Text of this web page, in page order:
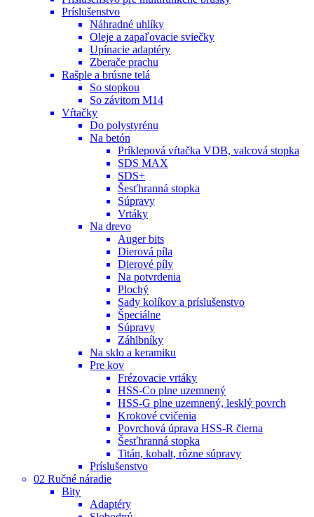
Príslušenstvo
Náhradné uhlíky
Oleje a zapaľovacie sviečky
Upínacie adaptéry
Zberače prachu
Rašple a brúsne telá
So stopkou
So závitom M14
Vŕtačky
Do polystyrénu
Na betón
Príklepová vŕtačka VDB, valcová stopka
SDS MAX
SDS+
Šesťhranná stopka
Súpravy
Vrtáky
Na drevo
Auger bits
Dierová píla
Dierové píly
Na potvrdenia
Plochý
Sady kolíkov a príslušenstvo
Špeciálne
Súpravy
Záhlbníky
Na sklo a keramiku
Pre kov
Frézovacie vrtáky
HSS-Co plne uzemnený
HSS-G plne uzemnený, lesklý povrch
Krokové cvičenia
Povrchová úprava HSS-R čierna
Šesťhranná stopka
Titán, kobalt, rôzne súpravy
Príslušenstvo
02 Ručné náradie
Bity
Adaptéry